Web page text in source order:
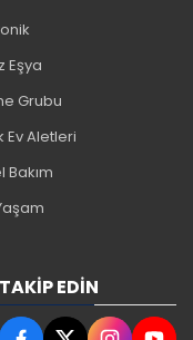
Eşya
Grubu
Ev Aletleri
Bakım
EDIN